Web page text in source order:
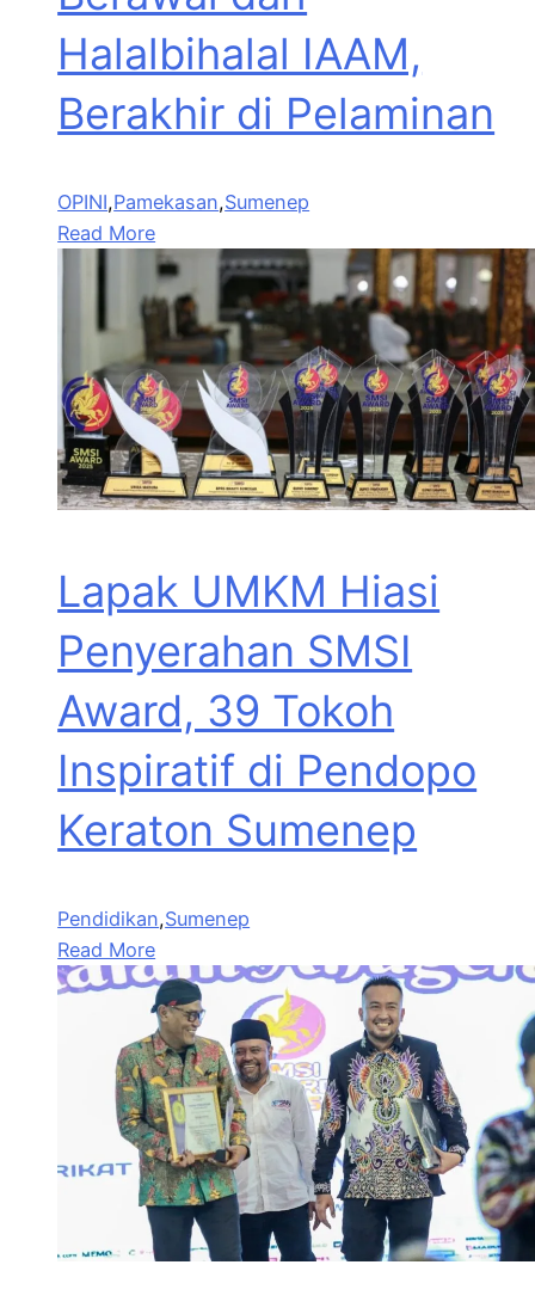
Halalbihalal IAAM,
Berakhir di Pelaminan
OPINI,Pamekasan,Sumenep
Read More
Lapak UMKM Hiasi
Penyerahan SMSI
Award, 39 Tokoh
Inspiratif di Pendopo
Keraton Sumenep
Pendidikan,Sumenep
Read More